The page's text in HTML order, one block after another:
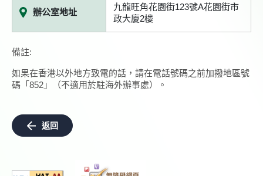
辦公室地址
九龍旺角花園街123號A花園街市
政大廈2樓
備註:
如果在香港以外地方致電的話，請在電話號碼之前加撥地區號
碼「852」（不適用於駐海外辦事處）。
返回